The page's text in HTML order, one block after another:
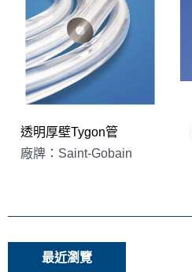
透明厚壁Tygon管
廠牌：Saint-Gobain
最近瀏覽